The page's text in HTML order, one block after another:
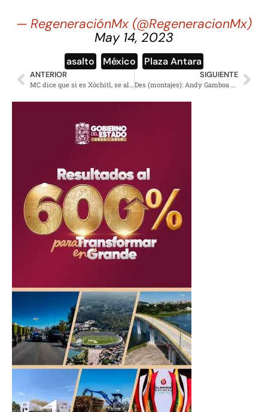
— RegeneraciónMx (@RegeneracionMx)
May 14, 2023
asalto México Plaza Antara
ANTERIOR
MC dice que si es Xóchitl, se alían; Dante Delgado corrige la plana
SIGUIENTE
Des (montajes): Andy Gamboa Arguedas, lo mejor del Teatro costarricense en la Ciudad de México